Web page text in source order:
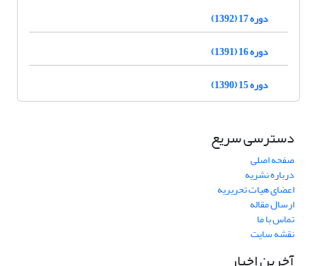
دوره 17 (1392)
دوره 16 (1391)
دوره 15 (1390)
دسترسی سریع
صفحه اصلی
درباره نشریه
اعضای هیات تحریریه
ارسال مقاله
تماس با ما
نقشه سایت